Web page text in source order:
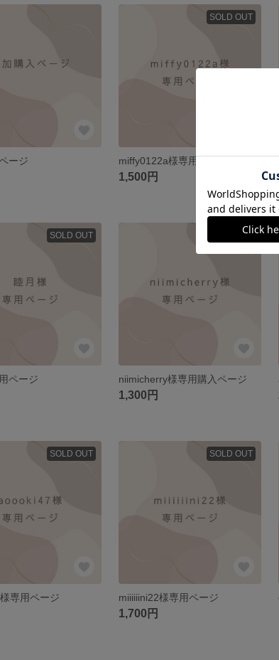
ージ
SOLD OUT
miffy0122a様専用ページ
1,500円
SOLD OUT
ページ
SOLD OUT
niimicherry様専用購入ページ
1,300円
SOLD OUT
専用ページ
SOLD OUT
miiiiiini22様専用ページ
1,700円